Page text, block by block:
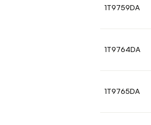
1T9759DA
1T9764DA
1T9765DA